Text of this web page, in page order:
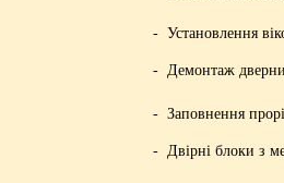
- Установлення
- Демонтаж
- Заповнення
- Двірні блоки з